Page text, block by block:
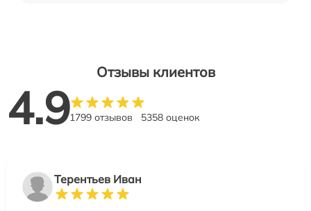
Отзывы клиентов
4.91799 отзывов 5358 оценок
Терентьев Иван